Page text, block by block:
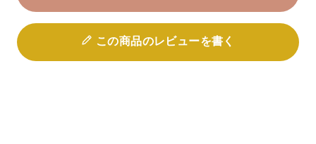
この商品のレビューを書く